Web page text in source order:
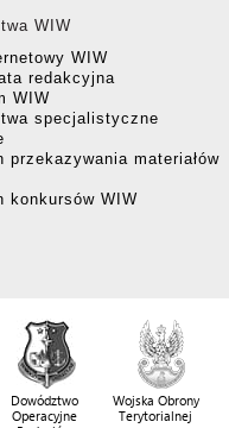
WIW
WIW
redakcyjna
WIW
specjalistyczne
przekazywania materiałów
konkursów WIW
Dowództwo
Operacyjne
Wojska Obrony
Terytorialnej